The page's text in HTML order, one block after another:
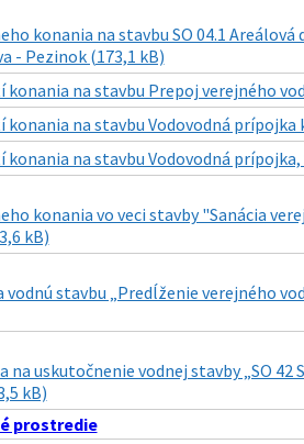
konania na stavbu SO 04.1
- Pezinok (173,1 kB)
konania na stavbu Prepoj verejného
konania na stavbu Vodovodná prípojka
na stavbu Vodovodná prípojka,
konania vo veci stavby "Sanácia
kB)
stavbu „Predĺženie verejného
uskutočnenie vodnej stavby „SO
kB)
prostredie